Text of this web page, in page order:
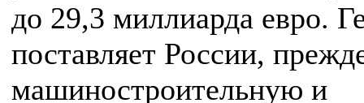
до 29,3 миллиарда евро.
поставляет России,
машиностроительную и